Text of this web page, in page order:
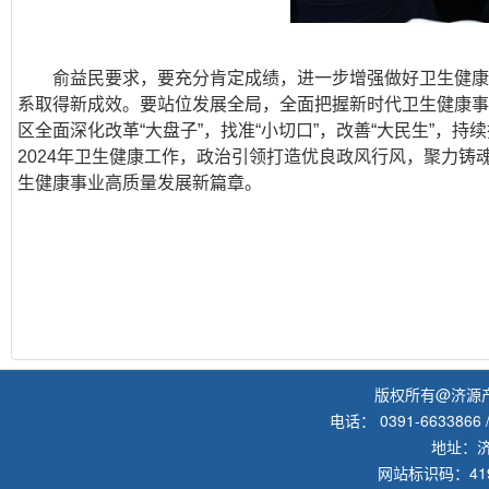
俞益民要求，要充分肯定成绩，进一步增强做好卫生健
系取得新成效。要站位发展全局，全面把握新时代卫生健康
区全面深化改革“大盘子”，找准“小切口”，改善“大民生”，
2024年卫生健康工作，政治引领打造优良政风行风，聚力
生健康事业高质量发展新篇章。
版权所有@济源
电话： 0391-
地址：
网站标识码：